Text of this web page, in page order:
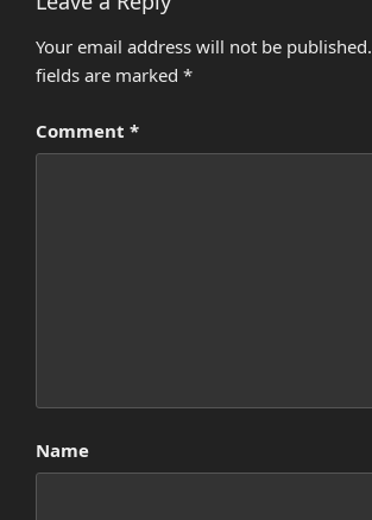
Your email address will not be published.
fields are marked *
Comment *
Name